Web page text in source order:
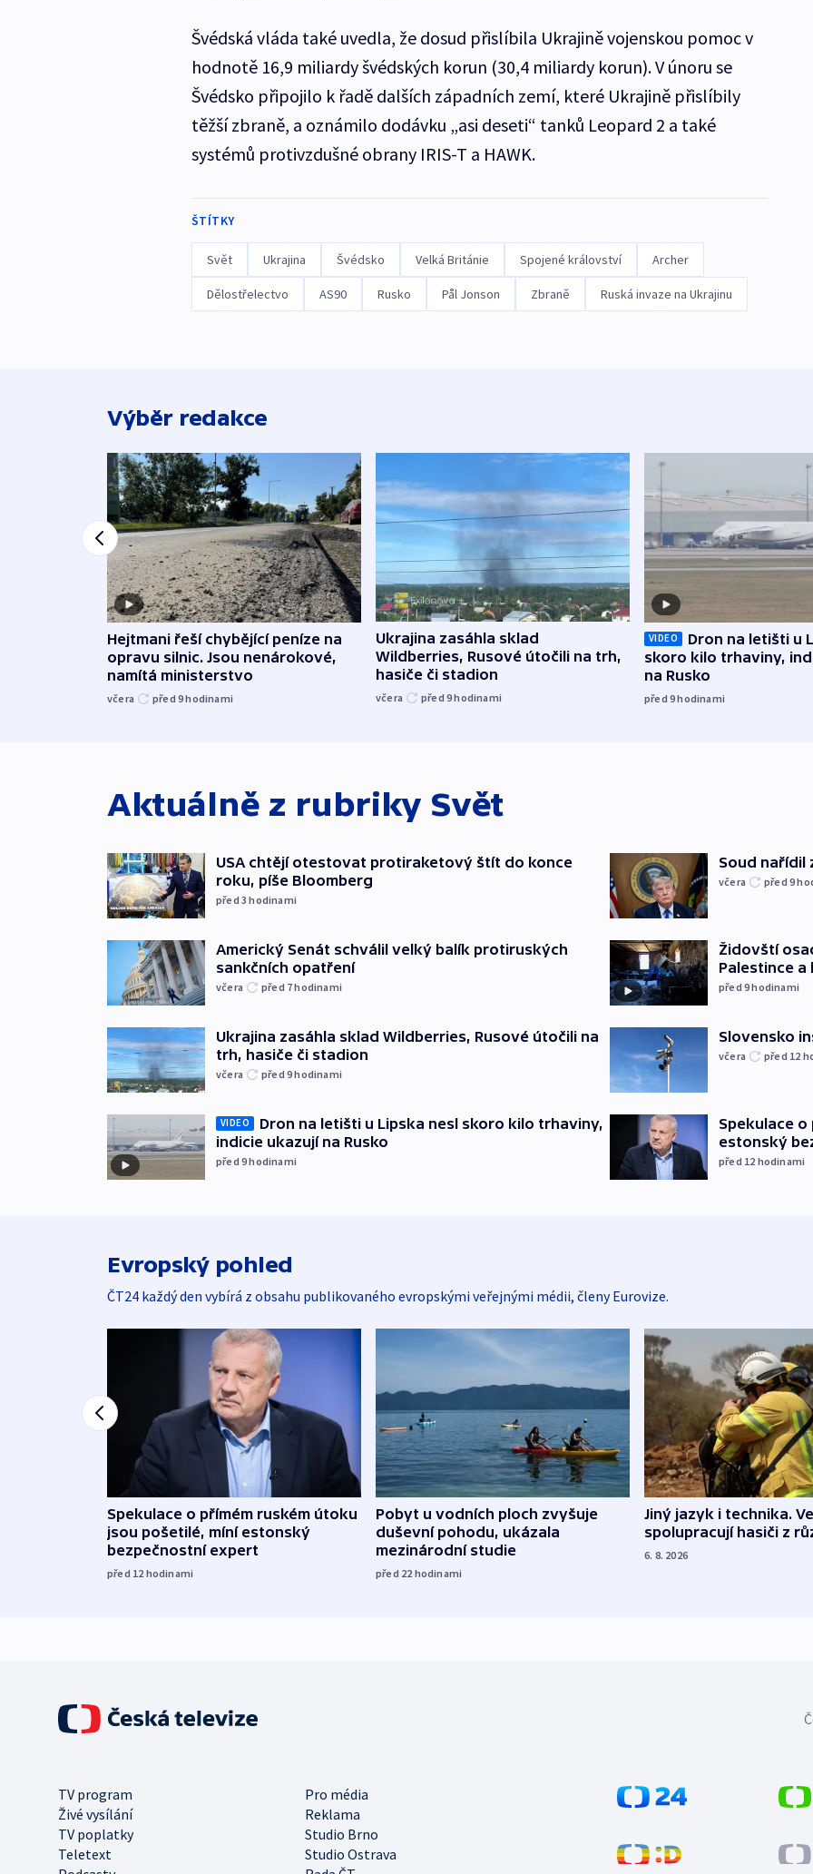
Švédská vláda také uvedla, že dosud přislíbila Ukrajině vojenskou pomoc v
hodnotě 16,9 miliardy švédských korun (30,4 miliardy korun). V únoru se
Švédsko připojilo k řadě dalších západních zemí, které Ukrajině přislíbily
těžší zbraně, a oznámilo dodávku „asi deseti“ tanků Leopard 2 a také
systémů protivzdušné obrany IRIS-T a HAWK.
ŠTÍTKY
Svět Ukrajina Švédsko Velká Británie Spojené království Archer
Dělostřelectvo AS90 Rusko Pål Jonson Zbraně Ruská invaze na Ukrajinu
Výběr redakce
Hejtmani řeší chybějící peníze na
opravu silnic. Jsou nenárokové,
namítá ministerstvo
včera před 9hodinami
Ukrajina zasáhla sklad
Wildberries, Rusové útočili na trh,
hasiče či stadion
včera před 9hodinami
VIDEO
Dron na letišti u
skoro kilo trhaviny,
na Rusko
před 9hodinami
Aktuálně z rubriky Svět
USA chtějí otestovat protiraketový štít do konce
roku, píše Bloomberg
před 3hodinami
Americký Senát schválil velký balík protiruských
sankčních opatření
včera před 7hodinami
Ukrajina zasáhla sklad Wildberries, Rusové útočili na
trh, hasiče či stadion
včera před 9hodinami
VIDEO
Dron na letišti u Lipska nesl skoro kilo trhaviny,
indicie ukazují na Rusko
před 9hodinami
Soud nařídil
včera před 9
Židovští
Palestince
před 9hodinami
Slovensko
včera před 12
Spekulace
estonský
před 12 hodinami
Evropský pohled
ČT24 každý den vybírá z obsahu publikovaného evropskými veřejnými médii, členy Eurovize.
Spekulace o přímém ruském útoku
jsou pošetilé, míní estonský
bezpečnostní expert
před 12 hodinami
Pobyt u vodních ploch zvyšuje
duševní pohodu, ukázala
mezinárodní studie
před 22 hodinami
Jiný jazyk i technika.
spolupracují hasiči z
6. 8. 2026
TV program
Pro média
Živé vysílání
Reklama
TV poplatky
Studio Brno
Teletext
Studio Ostrava